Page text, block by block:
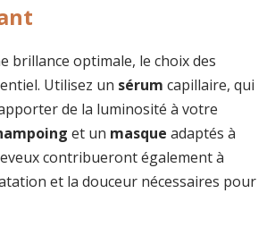
brillance optimale, le choix des
Utilisez un sérum capillaire, qui
de la luminosité à votre
et un masque adaptés à
contribueront également à
et la douceur nécessaires pour